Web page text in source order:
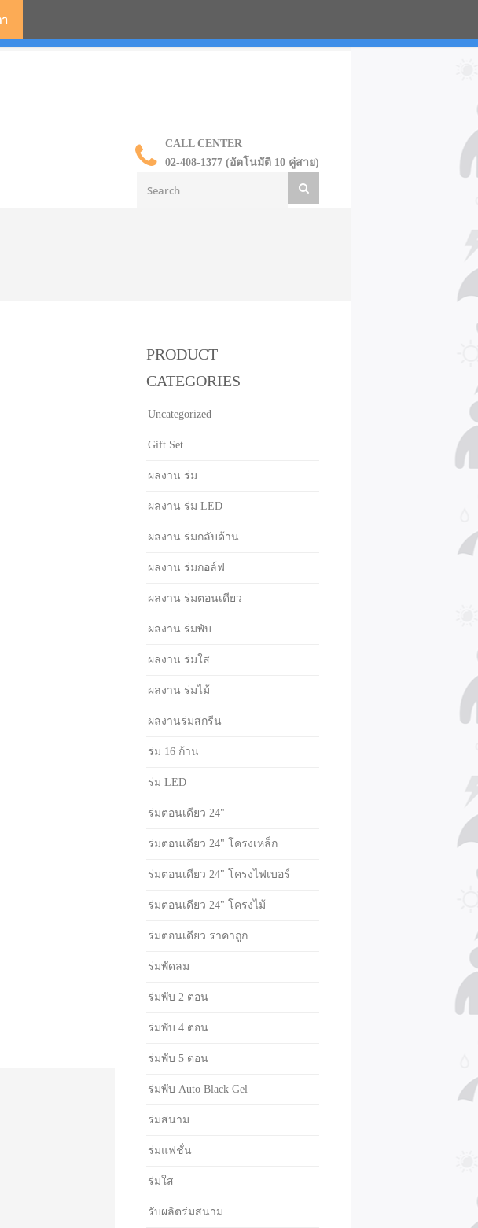
CALL CENTER
02-408-1377 (อัตโนมัติ 10 คู่สาย)
PRODUCT
CATEGORIES
Uncategorized
Gift Set
ผลงาน ร่ม
ผลงาน ร่ม LED
ผลงาน ร่มกลับด้าน
ผลงาน ร่มกอล์ฟ
ผลงาน ร่มตอนเดียว
ผลงาน ร่มพับ
ผลงาน ร่มใส
ผลงาน ร่มไม้
ผลงานร่มสกรีน
ร่ม 16 ก้าน
ร่ม LED
ร่มตอนเดียว 24"
ร่มตอนเดียว 24" โครงเหล็ก
ร่มตอนเดียว 24" โครงไฟเบอร์
ร่มตอนเดียว 24" โครงไม้
ร่มตอนเดียว ราคาถูก
ร่มพัดลม
ร่มพับ 2 ตอน
ร่มพับ 4 ตอน
ร่มพับ 5 ตอน
ร่มพับ Auto Black Gel
ร่มสนาม
ร่มแฟชั่น
ร่มใส
รับผลิตร่มสนาม
มกอล์ฟ ร่มกลับด้าน ราคาส่ง